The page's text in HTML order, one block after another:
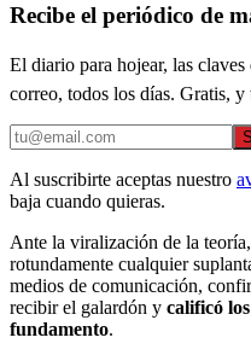
Recibe el periódico de
El diario para hojear, las
correo, todos los días. Gratis,
Al suscribirte aceptas nuestro
baja cuando quieras.
Ante la viralización de la
rotundamente cualquier
medios de comunicación,
recibir el galardón y calificó
fundamento.